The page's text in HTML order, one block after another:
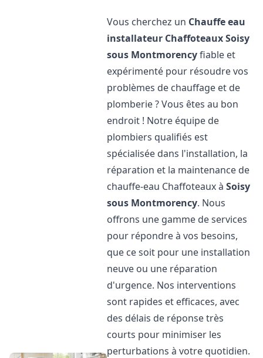
Vous cherchez un Chauffe eau
installateur ChaffoteauxSoisy
sous Montmorencyfiable et
expérimenté pour résoudre vos
problèmes de chauffage et de
plomberie ? Vous êtes au bon
endroit ! Notre équipe de
plombiers qualifiés est
spécialisée dans l'installation, la
réparation et la maintenance de
chauffe-eau Chaffoteaux àSoisy
sous Montmorency. Nous
offrons une gamme de services
pour répondre à vos besoins,
que ce soit pour une installation
neuve ou une réparation
d'urgence. Nos interventions
sont rapides et efficaces, avec
des délais de réponse très
courts pour minimiser les
perturbations à votre quotidien.